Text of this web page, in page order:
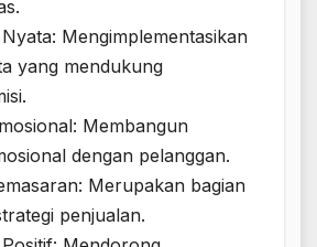
Mengimplementasikan
yang mendukung
Membangun
dengan pelanggan.
Merupakan bagian
penjualan.